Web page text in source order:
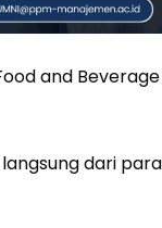
and Beverage
dari para